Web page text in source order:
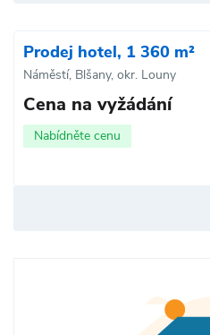
Prodej hotel, 1 360 m²
Náměstí, Blšany, okr. Louny
Cena na vyžádání
Nabídněte cenu